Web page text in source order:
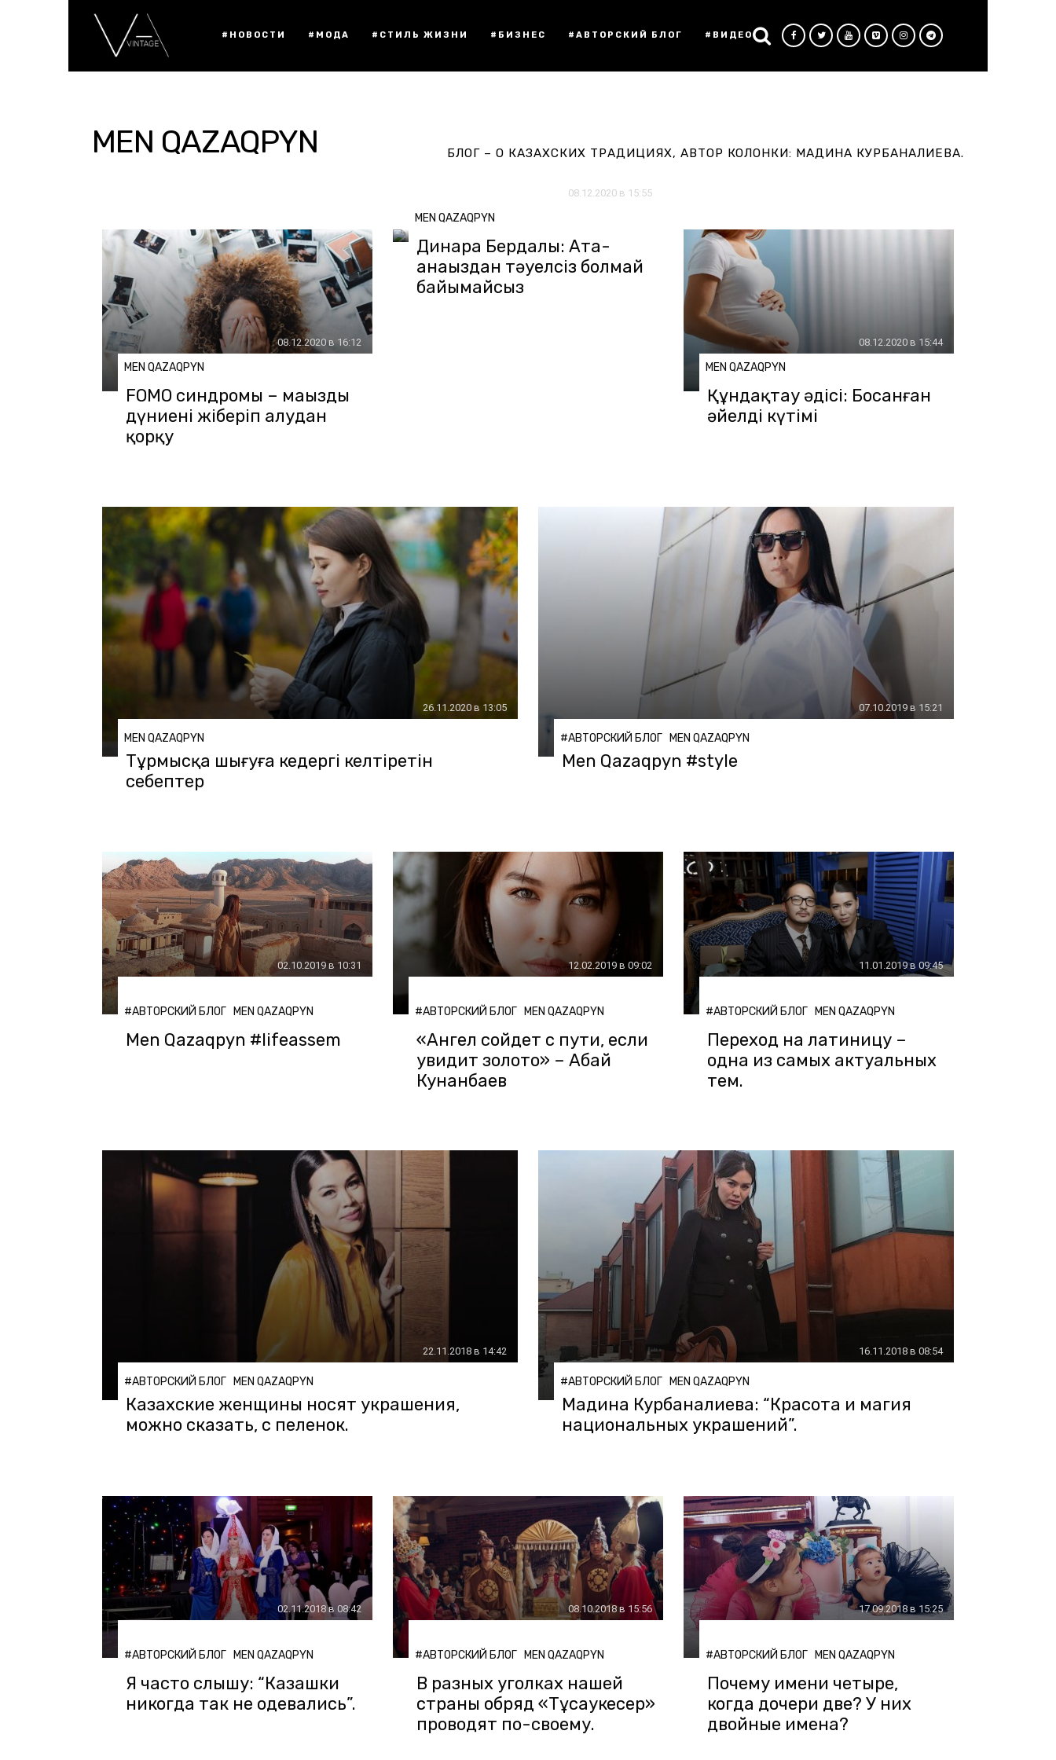
#НОВОСТИ #МОДА #СТИЛЬ ЖИЗНИ #БИЗНЕС #АВТОРСКИЙ БЛОГ #ВИДЕО
MEN QAZAQPYN БЛОГ – О КАЗАХСКИХ ТРАДИЦИЯХ, АВТОР КОЛОНКИ: МАДИНА КУРБАНАЛИЕВА.
08.12.2020 в 16:12
MEN QAZAQPYN
FOMO синдромы – маңызды
дүниені жіберіп алудан
қорқу
08.12.2020 в 15:55
MEN QAZAQPYN
Динара Бердалы: Ата-
анаңыздан тәуелсіз болмай
байымайсыз
08.12.2020 в 15:44
MEN QAZAQPYN
Құндақтау әдісі: Босанған
әйелдің күтімі
26.11.2020 в 13:05
MEN QAZAQPYN
Тұрмысқа шығуға кедергі келтіретін
себептер
07.10.2019 в 15:21
#АВТОРСКИЙ БЛОГ MEN QAZAQPYN
Men Qazaqpyn #style
02.10.2019 в 10:31
#АВТОРСКИЙ БЛОГ MEN QAZAQPYN
Men Qazaqpyn #lifeassem
12.02.2019 в 09:02
#АВТОРСКИЙ БЛОГ MEN QAZAQPYN
«Ангел сойдет с пути, если
увидит золото» – Абай
Кунанбаев
11.01.2019 в 09:45
#АВТОРСКИЙ БЛОГ MEN QAZAQPYN
Переход на латиницу –
одна из самых актуальных
тем.
22.11.2018 в 14:42
#АВТОРСКИЙ БЛОГ MEN QAZAQPYN
Казахские женщины носят украшения,
можно сказать, с пеленок.
16.11.2018 в 08:54
#АВТОРСКИЙ БЛОГ MEN QAZAQPYN
Мадина Курбаналиева: “Красота и магия
национальных украшений”.
02.11.2018 в 08:42
#АВТОРСКИЙ БЛОГ MEN QAZAQPYN
Я часто слышу: “Казашки
никогда так не одевались”.
08.10.2018 в 15:56
#АВТОРСКИЙ БЛОГ MEN QAZAQPYN
В разных уголках нашей
страны обряд «Тұсаукесер»
проводят по-своему.
17.09.2018 в 15:25
#АВТОРСКИЙ БЛОГ MEN QAZAQPYN
Почему имени четыре,
когда дочери две? У них
двойные имена?